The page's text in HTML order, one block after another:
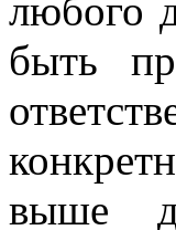
любого
быть
выше